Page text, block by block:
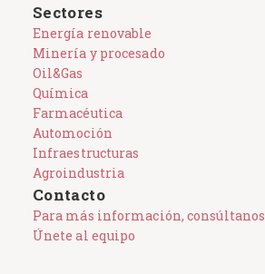
Sectores
Energía renovable
Minería y procesado
Oil&Gas
Química
Farmacéutica
Automoción
Infraestructuras
Agroindustria
Contacto
Para más información, consúltanos.
Únete al equipo